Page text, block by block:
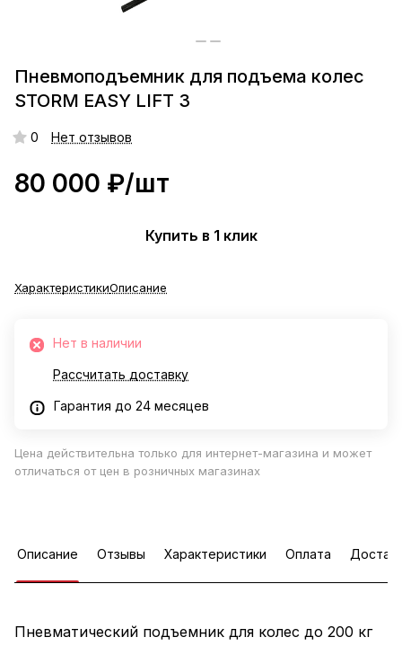
Пневмоподъемник для подъема колес
STORM EASY LIFT 3
0 Нет отзывов
80 000 ₽/шт
Купить в 1 клик
ХарактеристикиОписание
Нет в наличии
Рассчитать доставку
Гарантия до 24 месяцев
Цена действительна только для интернет-магазина и может
отличаться от цен в розничных магазинах
Описание Отзывы Характеристики Оплата
Пневматический подъемник для колес до 200 кг